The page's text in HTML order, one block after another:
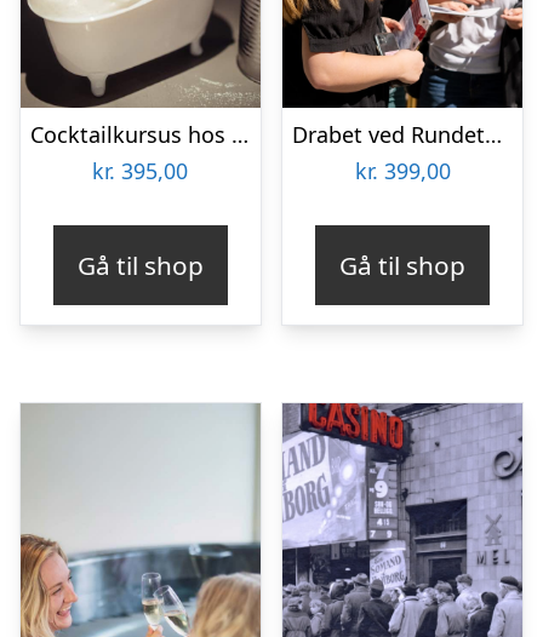
Cocktailkursus hos Gedulgt i Aarhus
kr. 395,00
Gå til shop
Drabet ved Rundetårn med Solve a Mystery
kr. 399,00
Gå til shop